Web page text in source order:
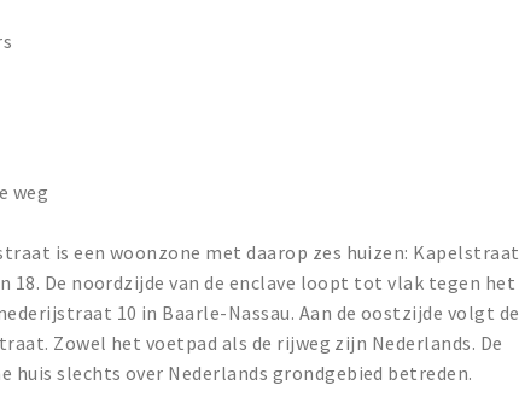
weg
is een woonzone met daarop zes huizen: Kapelstraat
18. De noordzijde van de enclave loopt tot vlak tegen het
10 in Baarle-Nassau. Aan de oostzijde volgt de
Zowel het voetpad als de rijweg zijn Nederlands. De
huis slechts over Nederlands grondgebied betreden.